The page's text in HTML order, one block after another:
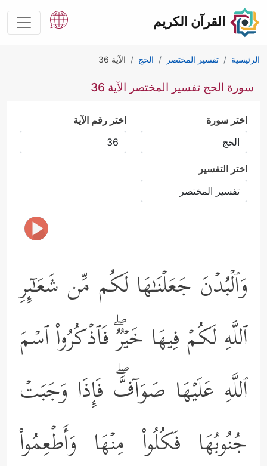
القرآن الكريم
الرئيسية تفسير المختصر الحج الآية 36
سورة الحج تفسير المختصر الآية 36
اختر سورة اختر رقم الآية
اختر التفسير
وَٱلۡبُدۡنَ جَعَلۡنَـٰهَا لَكُم مِّن شَعَـٰۤىِٕرِ
ٱللَّهِ لَكُمۡ فِیهَا خَیۡرࣱۖ فَٱذۡكُرُواْ ٱسۡمَ
ٱللَّهِ عَلَیۡهَا صَوَاۤفَّۖ فَإِذَا وَجَبَتۡ
جُنُوبُهَا فَكُلُواْ مِنۡهَا وَأَطۡعِمُواْ